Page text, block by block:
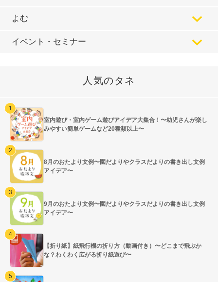
よむ
イベント・セミナー
人気のタネ
室内遊び・室内ゲーム遊びアイデア大集合！〜幼児さんが楽し
みやすい簡単ゲームなど20種類以上〜
8月のおたより文例〜園だよりやクラスだよりの書き出し文例
アイデア〜
9月のおたより文例〜園だよりやクラスだよりの書き出し文例
アイデア〜
【折り紙】紙飛行機の折り方（動画付き）〜どこまで飛ぶか
な？わくわく広がる折り紙遊び〜